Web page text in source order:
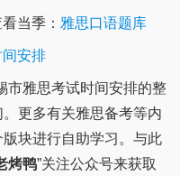
当季： 雅思口语题库
安排
市雅思考试时间安排的整
更多有关雅思备考等内
块进行自助学习。与此
烤鸭”关注公众号来获取